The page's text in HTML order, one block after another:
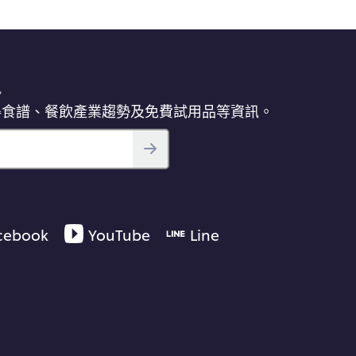
譜、餐飲產業趨勢及免費試用品等資訊。
YouTube Line